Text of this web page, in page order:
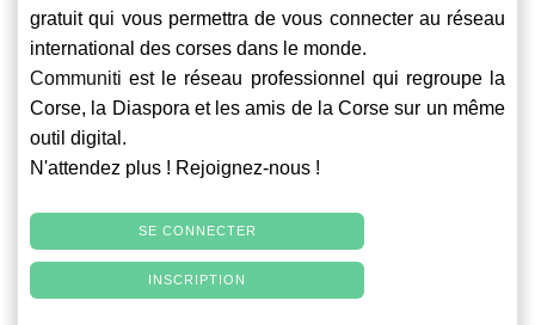
gratuit qui vous permettra de vous connecter au réseau
international des corses dans le monde.
Communiti est le réseau professionnel qui regroupe la
Corse, la Diaspora et les amis de la Corse sur un même
outil digital.
N'attendez plus ! Rejoignez-nous !
SE CONNECTER
INSCRIPTION